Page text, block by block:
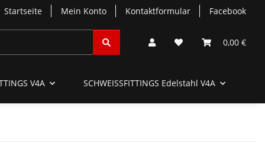
Startseite Mein Konto Kontaktformular Facebook
0,00 €
V4A SCHWEISSFITTINGS Edelstahl V4A